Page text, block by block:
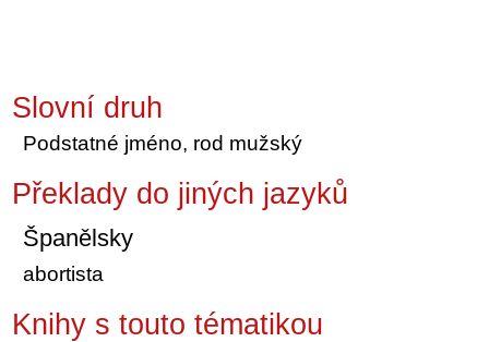
Slovní druh
Podstatné jméno, rod mužský
Překlady do jiných jazyků
Španělsky
abortista
Knihy s touto tématikou